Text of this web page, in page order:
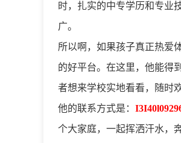
时，扎实的中专学历和专业
广。
所以啊，如果孩子真正热爱
的好平台。在这里，他能得
者想来学校实地看看，随时
他的联系方式是：
个大家庭，一起挥洒汗水，